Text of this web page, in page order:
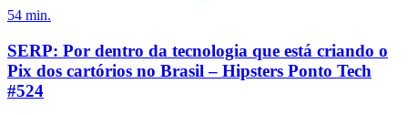
54 min.
SERP: Por dentro da tecnologia que está criando o
Pix dos cartórios no Brasil – Hipsters Ponto Tech
#524